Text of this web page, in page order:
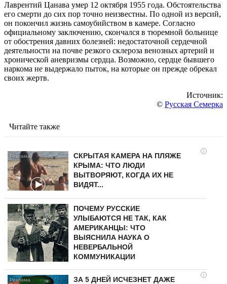
Лаврентий Цанава умер 12 октября 1955 года. Обстоятельства
его смерти до сих пор точно неизвестны. По одной из версий,
он покончил жизнь самоубийством в камере. Согласно
официальному заключению, скончался в тюремной больнице
от обострения давних болезней: недостаточной сердечной
деятельности на почве резкого склероза венозных артерий и
хронической аневризмы сердца. Возможно, сердце бывшего
наркома не выдержало пыток, на которые он прежде обрекал
своих жертв.
Источник:
© Русская Семерка
Читайте также
i
СКРЫТАЯ КАМЕРА НА ПЛЯЖЕ
КРЫМА: ЧТО ЛЮДИ
ВЫТВОРЯЮТ, КОГДА ИХ НЕ
ВИДЯТ...
ПОЧЕМУ РУССКИЕ
УЛЫБАЮТСЯ НЕ ТАК, КАК
АМЕРИКАНЦЫ: ЧТО
ВЫЯСНИЛА НАУКА О
НЕВЕРБАЛЬНОЙ
КОММУНИКАЦИИ
i
ЗА 5 ДНЕЙ ИСЧЕЗНЕТ ДАЖЕ